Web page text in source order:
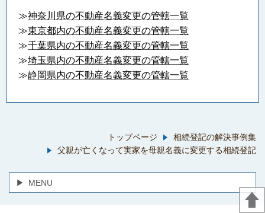
≫神奈川県の不動産名義変更の管轄一覧
≫東京都内の不動産名義変更の管轄一覧
≫千葉県内の不動産名義変更の管轄一覧
≫埼玉県内の不動産名義変更の管轄一覧
≫静岡県内の不動産名義変更の管轄一覧
トップページ
相続登記の解決事例集
父親が亡くなって実家を母親名義に変更する相続登記
MENU